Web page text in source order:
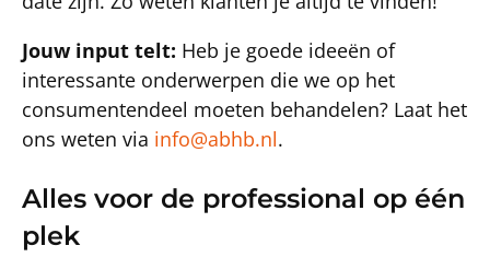
Jouw input telt: Heb je goede ideeën of
interessante onderwerpen die we op het
consumentendeel moeten behandelen? Laat het
ons weten via info@abhb.nl.
Alles voor de professional op één
plek